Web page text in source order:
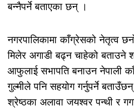
बन्नैपर्ने बताएका छन् ।
नगरपालिकामा काँग्रेसको नेतृत्व
मिलेर अगाडी बढ्न चाहेको बताउने
आफुलाई सभापति बनाउन नेपाली
गुल्मीले पनि सहयोग गर्नुपर्ने
श्रेष्ठका अलावा जयश्वर पन्थी र